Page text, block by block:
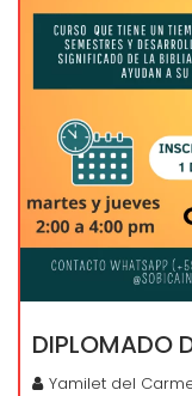
DIPLOMADO
Yamilet del